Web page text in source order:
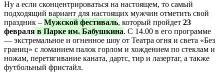
Ну а если сконцентрироваться на настоящем, то самый
подходящий вариант для настоящих мужчин отметить свой
праздник – Мужской фестиваль, который пройдет 23
февраля в Парке им. Бабушкина. С 14.00 в его программе
— экстремальное и огненное шоу от Театра огня и света «Без
границ» с ломанием палок горлом и хождением по стеклам и
ножам, перетягивание каната, дартс, тир и лазертаг, а также
футбольный фристайл.